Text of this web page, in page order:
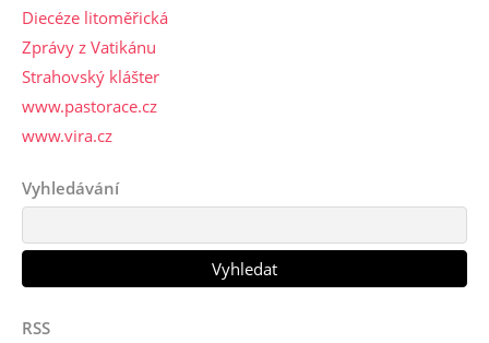
Diecéze litoměřická
Zprávy z Vatikánu
Strahovský klášter
www.pastorace.cz
www.vira.cz
Vyhledávání
RSS